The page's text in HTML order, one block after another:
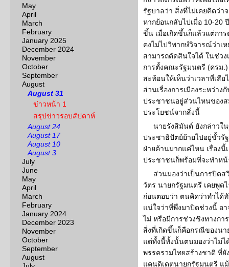
May
April
March
February
January 2025
December 2024
November
October
September
August
August 31
ข่าวหน้า 1
สรุปข่าวรอบสัปดาห์
August 24
August 17
August 10
August 3
July
June
May
April
March
February
January 2024
December 2023
November
October
September
August
รัฐบาลว่า สิ่งที่ไม่เคยคิดว่า
หากย้อนกลับไปเมื่อ 10-20
ขึ้น เมื่อเกิดขึ้นก็แล้วแต่กา
คงไม่ไปวิพากษ์วิจารณ์ว่าเ
สามารถตัดสินใจได้ ในช่ว
การตั้งคณะรัฐมนตรี (ครม
สะท้อนให้เห็นว่าเวลาที่เสี
ส่วนเรื่องการเมืองระหว่า
ประชาชนอยู่ส่วนไหนของ
ประโยชน์จากสิ่งนี้
นายรังสิมันต์ ยังกล่าวใ
ประชาธิปัตย์ย้ายไปอยู่ขั้วรั
ฝ่ายค้านมากแค่ไหน เรื่องนี้
ประชาชนก็พร้อมที่จะทำหน้
ส่วนมองว่าเป็นการปิด
วัตร นายกรัฐมนตรี เคยพูด
ก่อนตอบว่า ตนคิดว่าทำได้
แน่ใจว่าที่พึ่งมาปิดช่วงนี้ อ
ไม่ หรือมีการช่วงชิงทางกา
สิ่งที่เกิดขึ้นก็คือกรณีของน
แต่ทั้งนี้ทั้งนั้นตนมองว่าไม่ไ
พรรครวมไทยสร้างชาติ ที่
แคนดิเดตนายกรัฐมนตรี แ